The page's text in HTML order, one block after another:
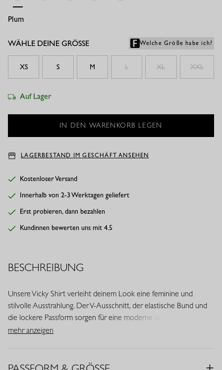
Plum
WÄHLE DEINE GRÖSSE Welche Größe habe ich?
XS S M L XL XXL
Auf Lager
LAGERBESTAND IM GESCHÄFT ANSEHEN
Kostenloser Versand
Innerhalb von 2-3 Werktagen geliefert
Erst probieren, dann bezahlen
Kundinnen bewerten uns mit 4.5
BESCHREIBUNG
Unsere Vicky Shirt verleiht deinem Look eine feminine und
stilvolle Ausstrahlung. Der V-Ausschnitt, der elastische Bund und
die lockere Passform sorgen für eine moderne und komfortable
Silhouette. Dank des leichten Travelstoffs ist dieses Modell ideal
• Farbe: Pflaume
mehr anzeigen